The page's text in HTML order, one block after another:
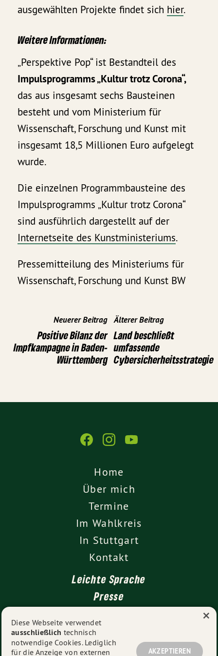
ausgewählten Projekte findet sich hier.
Weitere Informationen:
„Perspektive Pop“ ist Bestandteil des
Impulsprogramms „Kultur trotz Corona“,
das aus insgesamt sechs Bausteinen
besteht und vom Ministerium für
Wissenschaft, Forschung und Kunst mit
insgesamt 18,5 Millionen Euro aufgelegt
wurde.
Die einzelnen Programmbausteine des
Impulsprogramms „Kultur trotz Corona“
sind ausführlich dargestellt auf der
Internetseite des Kunstministeriums.
Pressemitteilung des Ministeriums für
Wissenschaft, Forschung und Kunst BW
Neuerer Beitrag
Positive Bilanz der
Impfkampagne in Baden-
Württemberg
Älterer Beitrag
Land beschließt
umfassende
Cybersicherheitsstrategie
Home
Über mich
Termine
Im Wahlkreis
In Stuttgart
Kontakt
Leichte Sprache
Presse
Impressum
Datenschutz
Diese Webseite verwendet
ausschließlich technisch
notwendige Cookies. Lediglich
für die Anzeige von externen
AKZEPTIEREN
×